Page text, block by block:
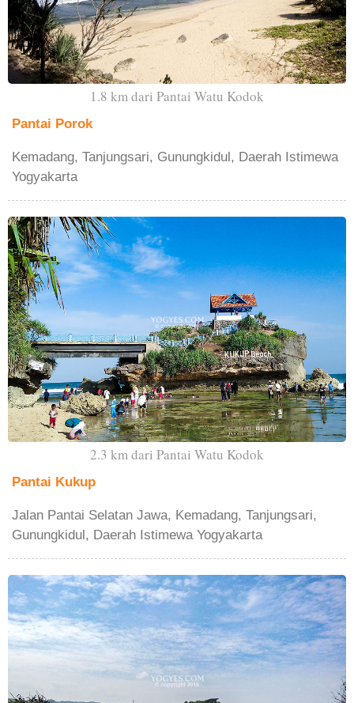
1.8 km dari Pantai Watu Kodok
Pantai Porok
Kemadang, Tanjungsari, Gunungkidul, Daerah Istimewa
Yogyakarta
2.3 km dari Pantai Watu Kodok
Pantai Kukup
Jalan Pantai Selatan Jawa, Kemadang, Tanjungsari,
Gunungkidul, Daerah Istimewa Yogyakarta